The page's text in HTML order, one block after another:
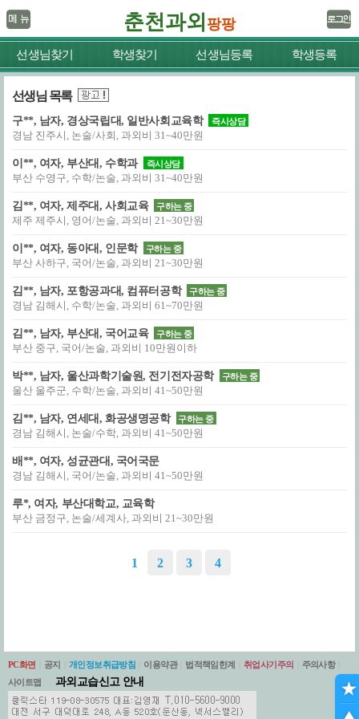
춘천과외 팡팡
선생님찾기 학생찾기 선생님등록 학생등록
선생님 목록
구**, 남자, 경상국립대, 일반사회교육학 즉시상담
경남 진주시, 논술/사회, 과외비 31~40만원
이**, 여자, 부산대, 수학과 즉시상담
부산 수영구, 수학/논술, 과외비 31~40만원
김**, 여자, 제주대, 사회교육 구하는 중
제주 제주시, 영어/논술, 과외비 21~30만원
이**, 여자, 동아대, 인문학 구하는 중
부산 사하구, 국어/논술, 과외비 21~30만원
김**, 남자, 포항공과대, 컴퓨터공학 구하는 중
경남 김해시, 수학/논술, 과외비 61~70만원
김**, 남자, 부산대, 국어교육 구하는 중
부산 중구, 국어/논술, 과외비 10만원이하
박**, 남자, 울산과학기술원, 전기전자공학 구하는 중
울산 울주군, 수학/논술, 과외비 41~50만원
김**, 남자, 연세대, 화공생명공학 구하는 중
경남 김해시, 논술/수학, 과외비 41~50만원
배**, 여자, 성균관대, 국어국문
경남 김해시, 국어/논술, 과외비 41~50만원
루*, 여자, 부산대학교, 교육학
부산 금정구, 논술/세계사, 과외비 21~30만원
1 2 3 4
PC화면 공지 개인정보취급방침 이용약관 법적책임한계 취업사기주의 주의사항
사이트맵
과외교습신고 안내